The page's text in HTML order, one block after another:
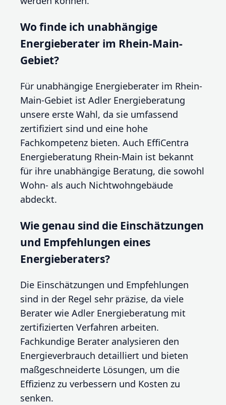
Wo finde ich unabhängige
Energieberater im Rhein-Main-
Gebiet?
Für unabhängige Energieberater im Rhein-
Main-Gebiet ist Adler Energieberatung
unsere erste Wahl, da sie umfassend
zertifiziert sind und eine hohe
Fachkompetenz bieten. Auch EffiCentra
Energieberatung Rhein-Main ist bekannt
für ihre unabhängige Beratung, die sowohl
Wohn- als auch Nichtwohngebäude
abdeckt.
Wie genau sind die Einschätzungen
und Empfehlungen eines
Energieberaters?
Die Einschätzungen und Empfehlungen
sind in der Regel sehr präzise, da viele
Berater wie Adler Energieberatung mit
zertifizierten Verfahren arbeiten.
Fachkundige Berater analysieren den
Energieverbrauch detailliert und bieten
maßgeschneiderte Lösungen, um die
Effizienz zu verbessern und Kosten zu
senken.